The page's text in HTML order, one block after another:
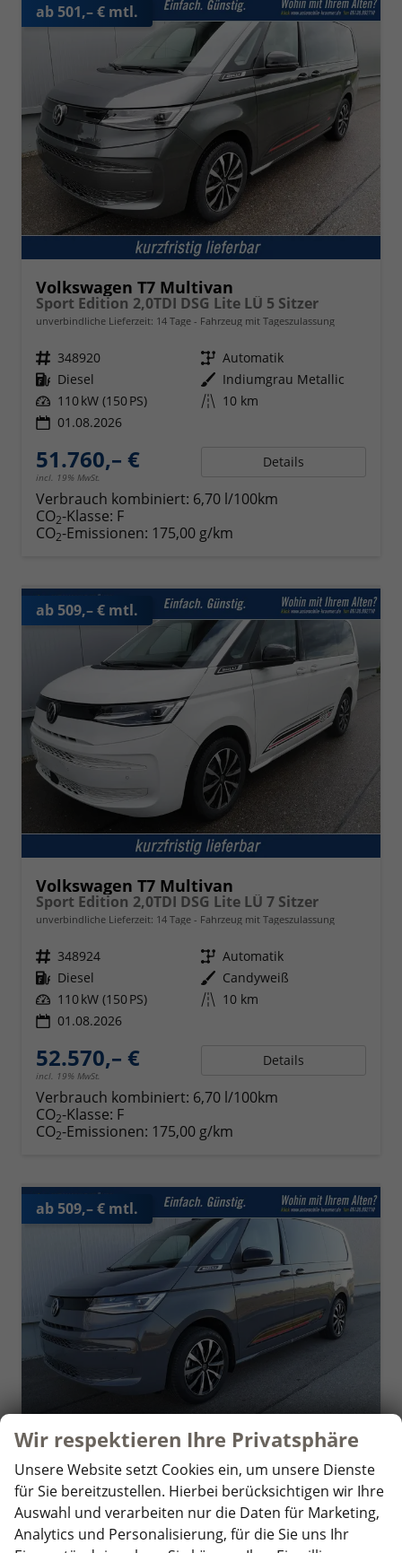
ab 501,– € mtl.
Volkswagen T7 Multivan
Sport Edition 2,0TDI DSG Lite LÜ 5 Sitzer
unverbindliche Lieferzeit: 14 Tage Fahrzeug mit Tageszulassung
Fahrzeugnr. 348920 Getriebe Automatik
Kraftstoff Diesel Außenfarbe Indiumgrau Metallic
Leistung 110 kW (150 PS) Kilometerstand 10 km
01.08.2026
51.760,– €
incl. 19% MwSt.
Details
Verbrauch kombiniert: 6,70 l/100km
CO2-Klasse: F
CO2-Emissionen: 175,00 g/km
ab 509,– € mtl.
Volkswagen T7 Multivan
Sport Edition 2,0TDI DSG Lite LÜ 7 Sitzer
unverbindliche Lieferzeit: 14 Tage Fahrzeug mit Tageszulassung
Fahrzeugnr. 348924 Getriebe Automatik
Kraftstoff Diesel Außenfarbe Candyweiß
Leistung 110 kW (150 PS) Kilometerstand 10 km
01.08.2026
52.570,– €
incl. 19% MwSt.
Details
Verbrauch kombiniert: 6,70 l/100km
CO2-Klasse: F
CO2-Emissionen: 175,00 g/km
ab 509,– € mtl.
Volkswagen T7 Multivan
Sport Edition 2,0TDI DSG Lite LÜ 7 Sitzer
unverbindliche Lieferzeit:14 Tage Fahrzeug mit Tageszulassung
Wir respektieren Ihre Privatsphäre
Unsere Website setzt Cookies ein, um unsere Dienste
für Sie bereitzustellen. Hierbei berücksichtigen wir Ihre
Auswahl und verarbeiten nur die Daten für Marketing,
Analytics und Personalisierung, für die Sie uns Ihr